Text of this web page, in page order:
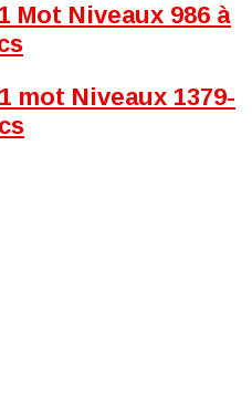
Mot Niveaux 986 à
mot Niveaux 1379-